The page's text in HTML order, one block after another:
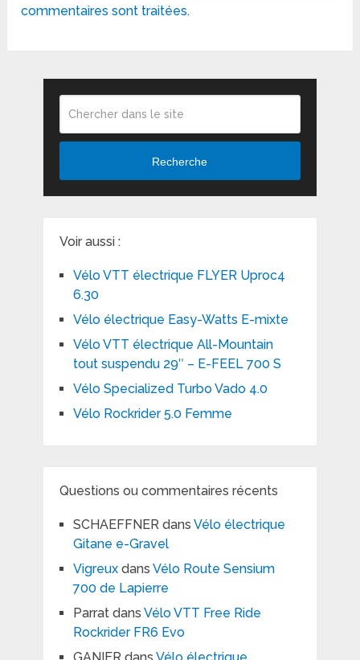
commentaires sont traitées.
Recherche
Voir aussi :
Vélo VTT électrique FLYER Uproc4
6.30
Vélo électrique Easy-Watts E-mixte
Vélo VTT électrique All-Mountain
tout suspendu 29″ – E-FEEL 700 S
Vélo Specialized Turbo Vado 4.0
Vélo Rockrider 5.0 Femme
Questions ou commentaires récents
SCHAEFFNERdans Vélo électrique
Gitane e-Gravel
Vigreuxdans Vélo Route Sensium
700 de Lapierre
Parratdans Vélo VTT Free Ride
Rockrider FR6 Evo